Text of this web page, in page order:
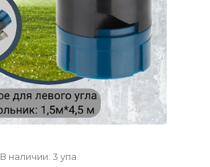
В наличии: 3 упа